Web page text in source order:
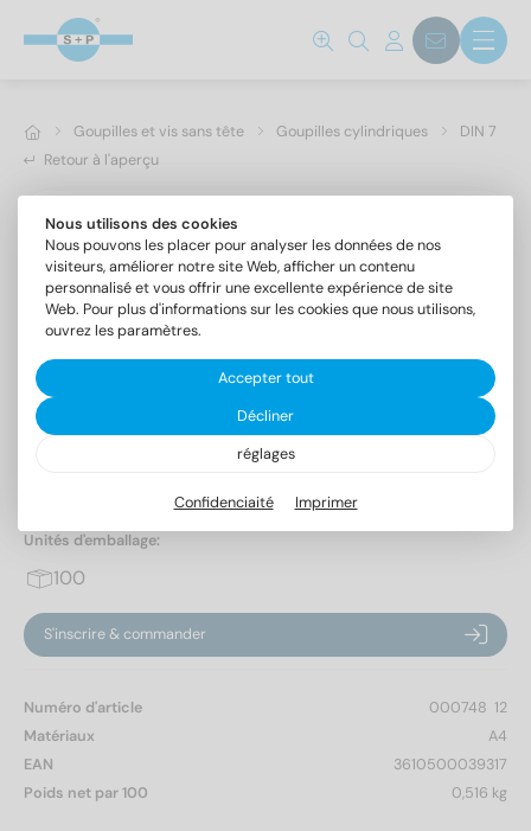
Goupilles et vis sans tête Goupilles cylindriques DIN 7
Retour à l'aperçu
Goupilles cylindriques forme A, tolérance m6
Unités d'emballage:
100
S'inscrire & commander
Numéro d'article
000748  12
Matériaux
A4
EAN
3610500039317
Poids net par 100
0,516 kg
Nous utilisons des cookies
Nous pouvons les placer pour analyser les données de nos
visiteurs, améliorer notre site Web, afficher un contenu
personnalisé et vous offrir une excellente expérience de site
Web. Pour plus d'informations sur les cookies que nous utilisons,
ouvrez les paramètres.
Accepter tout
Décliner
réglages
Confidenciaité Imprimer